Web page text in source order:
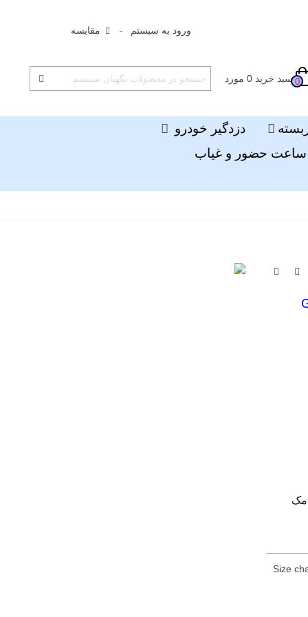
ورود به سیستم مقایسه
0 سبد خرید 0 مورد
دزدگیر خودرو
ساعت حضور و غیاب
Size